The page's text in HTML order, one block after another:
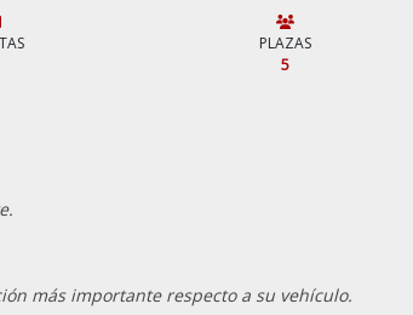
PLAZAS
5
más importante respecto a su vehículo.